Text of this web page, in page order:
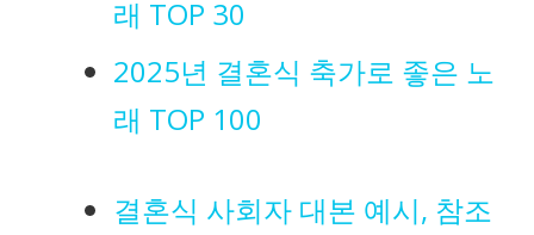
래 TOP 30
2025년 결혼식 축가로 좋은 노
래 TOP 100
결혼식 사회자 대본 예시, 참조